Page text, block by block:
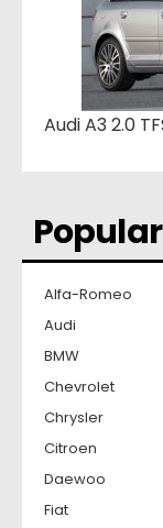
Audi A3 2.0
Alfa-Romeo
Audi
BMW
Chevrolet
Chrysler
Citroen
Daewoo
Fiat